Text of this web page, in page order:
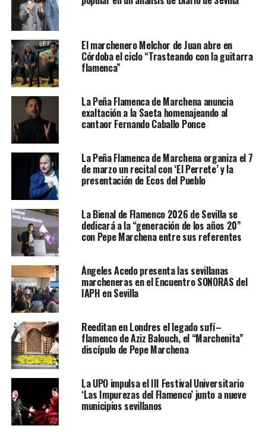
El marchenero Melchor de Juan abre en
Córdoba el ciclo “Trasteando con la guitarra
flamenca”
La Peña Flamenca de Marchena anuncia
exaltación a la Saeta homenajeando al
cantaor Fernando Caballo Ponce
La Peña Flamenca de Marchena organiza el 7
de marzo un recital con ‘El Perrete’ y la
presentación de Ecos del Pueblo
La Bienal de Flamenco 2026 de Sevilla se
dedicará a la “generación de los años 20”
con Pepe Marchena entre sus referentes
Ángeles Acedo presenta las sevillanas
marcheneras en el Encuentro SONORAS del
IAPH en Sevilla
Reeditan en Londres el legado sufí–
flamenco de Aziz Balouch, el “Marchenita”
discípulo de Pepe Marchena
La UPO impulsa el III Festival Universitario
‘Las Impurezas del Flamenco’ junto a nueve
municipios sevillanos